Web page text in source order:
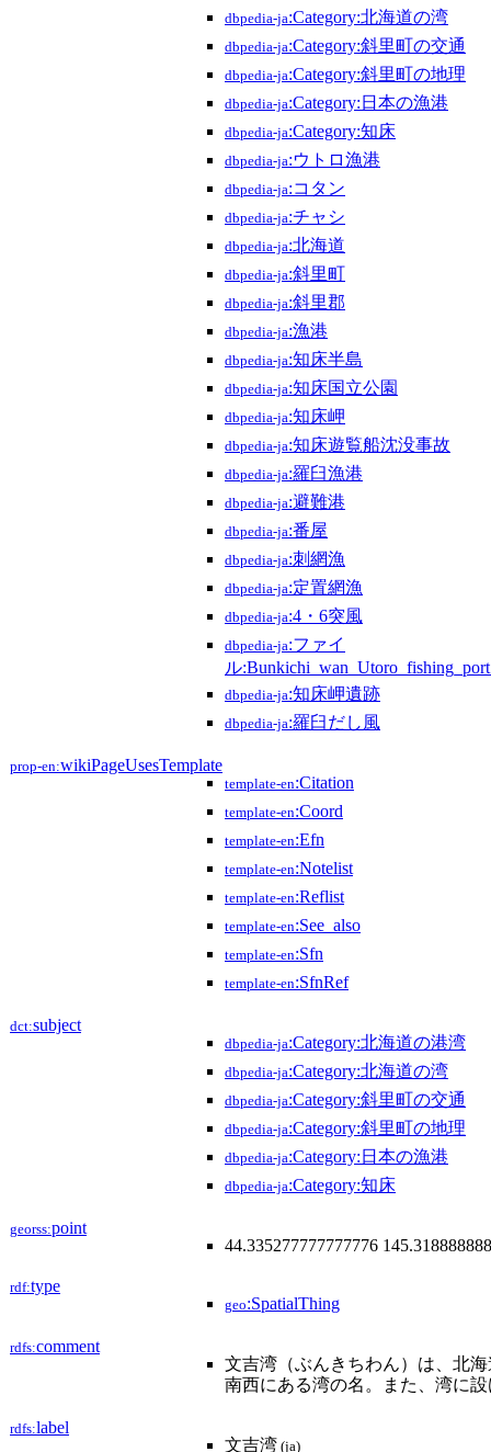
dbpedia-ja:Category:北海道の湾
dbpedia-ja:Category:斜里町の交通
dbpedia-ja:Category:斜里町の地理
dbpedia-ja:Category:日本の漁港
dbpedia-ja:Category:知床
dbpedia-ja:ウトロ漁港
dbpedia-ja:コタン
dbpedia-ja:チャシ
dbpedia-ja:北海道
dbpedia-ja:斜里町
dbpedia-ja:斜里郡
dbpedia-ja:漁港
dbpedia-ja:知床半島
dbpedia-ja:知床国立公園
dbpedia-ja:知床岬
dbpedia-ja:知床遊覧船沈没事故
dbpedia-ja:羅臼漁港
dbpedia-ja:避難港
dbpedia-ja:番屋
dbpedia-ja:刺網漁
dbpedia-ja:定置網漁
dbpedia-ja:4・6突風
dbpedia-ja:ファイ
ル
dbpedia-ja:知床岬遺跡
dbpedia-ja:羅臼だし風
prop-en:wikiPageUsesTemplate
template-en:Citation
template-en:Coord
template-en:Efn
template-en:Notelist
template-en:Reflist
template-en:See_also
template-en:Sfn
template-en:SfnRef
dct:subject
dbpedia-ja:Category:北海道の港湾
dbpedia-ja:Category:北海道の湾
dbpedia-ja:Category:斜里町の交通
dbpedia-ja:Category:斜里町の地理
dbpedia-ja:Category:日本の漁港
dbpedia-ja:Category:知床
georss:point
44.335277777777776
rdf:type
geo:SpatialThing
rdfs:comment
文吉湾（ぶんきちわん）は、北
南西にある湾の名。また、湾に
rdfs:label
文吉湾 (ja)